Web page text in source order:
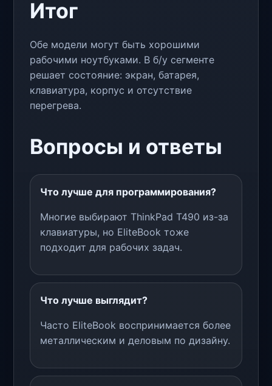
Итог
Обе модели могут быть хорошими
рабочими ноутбуками. В б/у сегменте
решает состояние: экран, батарея,
клавиатура, корпус и отсутствие
перегрева.
Вопросы и ответы
Что лучше для программирования?
Многие выбирают ThinkPad T490 из-за
клавиатуры, но EliteBook тоже
подходит для рабочих задач.
Что лучше выглядит?
Часто EliteBook воспринимается более
металлическим и деловым по дизайну.